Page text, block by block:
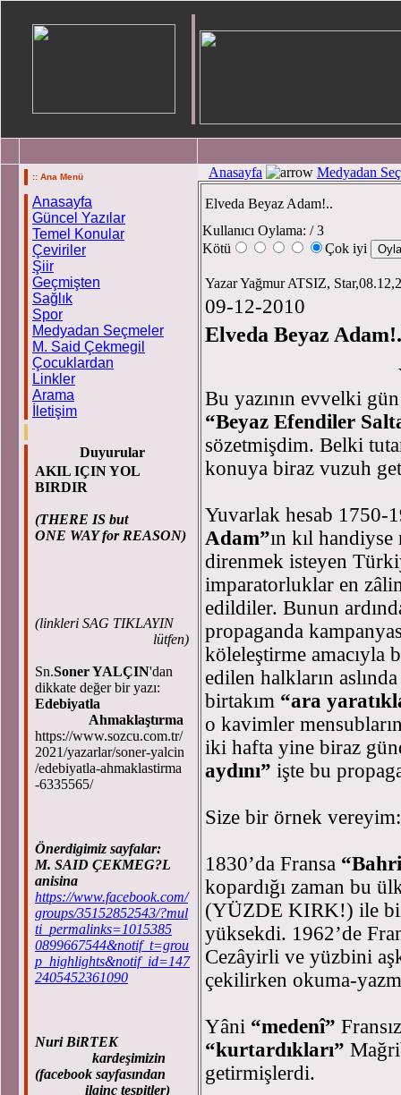
:: Ana Menü
Anasayfa
Güncel Yazılar
Temel Konular
Çeviriler
Şiir
Geçmişten
Sağlık
Spor
Medyadan Seçmeler
M. Said Çekmegil
Çocuklardan
Linkler
Arama
İletişim
Duyurular
AKIL IÇIN YOL
BIRDIR
(THERE IS but
ONE WAY for REASON)
(linkleri SAG TIKLAYIN
lütfen)
Sn.Soner YALÇIN'dan
dikkate değer bir yazı:
Edebiyatla
Ahmaklaştırma
https://www.sozcu.com.tr/
2021/yazarlar/soner-yalcin
/edebiyatla-ahmaklastirma
-6335565/
Önerdigimiz sayfalar:
M. SAID ÇEKMEG?L
anisina
https://www.facebook.com/
groups/35152852543/?mul
ti_permalinks=1015385
0899667544&notif_t=grou
p_highlights&notif_id=147
2405452361090
Nuri BiRTEK
kardeşimizin
(facebook sayfasından
ilginç tespitler)
Anasayfa Medyadan
Elveda Beyaz Adam!..
Kullanıcı Oylama: / 3
Kötü
Çok iyi
Yazar Yağmur ATSIZ,
09-12-2010
Elveda Beyaz
Bu yazının evvelki
“Beyaz Efendiler
sözetmişdim. Belki
konuya biraz vuzuh
Yuvarlak hesab 1750-
Adam”ın kıl
direnmek isteyen
imparatorluklar en
edildiler. Bunun
propaganda
köleleştirme amacıyla
edilen halkların
birtakım “ara
o kavimler
iki hafta yine biraz
aydını” işte bu
Size bir örnek vereyim:
1830’da Fransa
kopardığı zaman bu
(YÜZDE KIRK!) ile
yüksekdi. 1962’de
Cezâyirli ve yüzbini
çekilirken okuma-
Yâni “medenî”
“kurtardıkları”
getirmişlerdi.